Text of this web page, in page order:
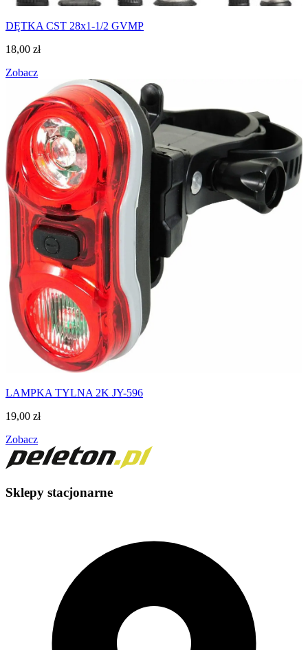
DĘTKA CST 28x1-1/2 GVMP
18,00 zł
Zobacz
LAMPKA TYLNA 2K JY-596
19,00 zł
Zobacz
Sklepy stacjonarne